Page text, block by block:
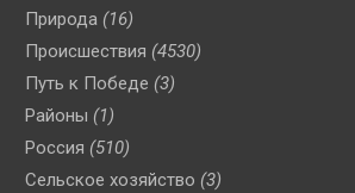
Природа (16)
Происшествия (4530)
Путь к Победе (3)
Районы (1)
Россия (510)
Сельское хозяйство (3)